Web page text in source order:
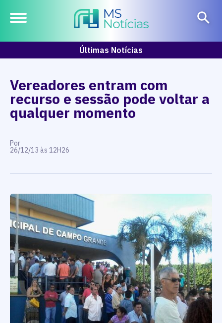
Últimas Notícias
Vereadores entram com
recurso e sessão pode voltar a
qualquer momento
Por
26/12/13 às 12H26